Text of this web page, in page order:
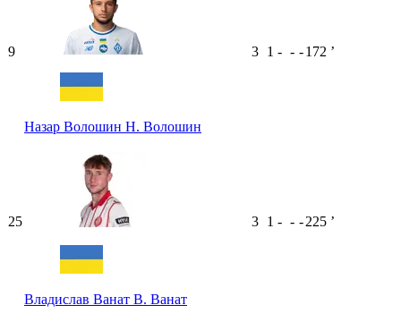
9
Назар Волошин Н. Волошин
3 1 - - -172 ʼ
25
Владислав Ванат В. Ванат
3 1 - - -225 ʼ